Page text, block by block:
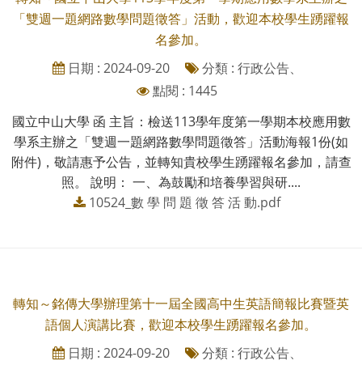
「雙週一題網路數學問題徵答」活動，歡迎本校學生踴躍報
名參加。
日期 : 2024-09-20
分類 : 行政公告、
點閱 : 1445
國立中山大學 函 主旨：檢送113學年度第一學期本校應用數
學系主辦之「雙週一題網路數學問題徵答」活動海報1份(如
附件)，敬請惠予公告，並轉知貴校學生踴躍報名參加，請查
照。 說明： 一、為鼓勵和培養學習與研....
10524_數 學 問 題 徵 答 活 動.pdf
轉知～銘傳大學辦理第十一屆全國高中生英語簡報比賽暨英
語個人演講比賽，歡迎本校學生踴躍報名參加。
日期 : 2024-09-20
分類 : 行政公告、